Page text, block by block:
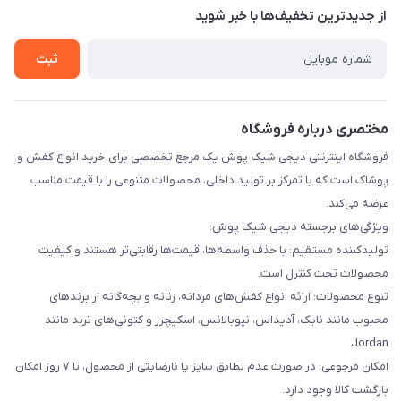
درباره ما
راهنما
از جدید‌ترین تخفیف‌ها با‌ خبر شوید
ثبت
مختصری درباره فروشگاه
فروشگاه اینترنتی دیجی شیک پوش یک مرجع تخصصی برای خرید انواع کفش و
پوشاک است که با تمرکز بر تولید داخلی، محصولات متنوعی را با قیمت مناسب
عرضه می‌کند.
ویژگی‌های برجسته دیجی شیک پوش:
تولیدکننده مستقیم: با حذف واسطه‌ها، قیمت‌ها رقابتی‌تر هستند و کیفیت
محصولات تحت کنترل است.
تنوع محصولات: ارائه انواع کفش‌های مردانه، زنانه و بچه‌گانه از برندهای
محبوب مانند نایک، آدیداس، نیوبالانس، اسکیچرز و کتونی‌های ترند مانند
Jordan
امکان مرجوعی: در صورت عدم تطابق سایز یا نارضایتی از محصول، تا ۷ روز امکان
بازگشت کالا وجود دارد.